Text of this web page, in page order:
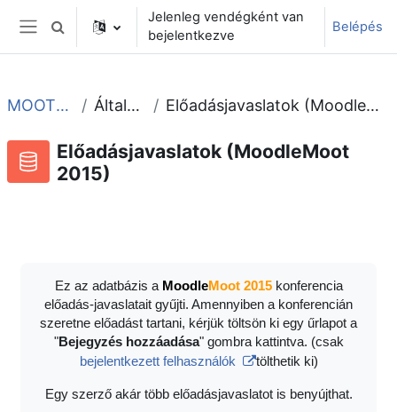
Tovább a fő tartalomhoz
Oldalpanel
Keresési bemeneti adatok váltása
Jelenleg vendégként van
bejelentkezve
Belépés
MOOT2015 Általános Előadásjavaslatok (MoodleMoot 2015)
Előadásjavaslatok (MoodleMoot
2015)
Ez az adatbázis a MoodleMoot 2015konferencia
előadás-javaslatait gyűjti. Amennyiben a konferencián
szeretne előadást tartani, kérjük töltsön ki egy űrlapot a
"Bejegyzés hozzáadása" gombra kattintva. (csak
bejelentkezett felhasználók
tölthetik ki)
Egy szerző akár több előadásjavaslatot is benyújthat.